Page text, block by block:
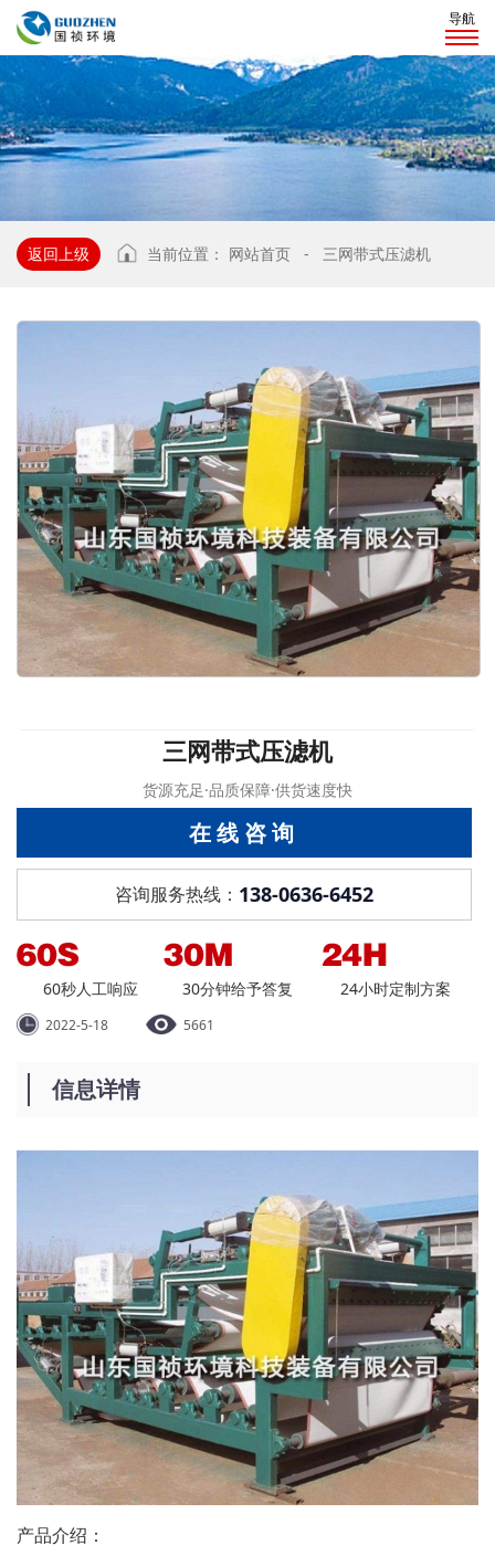
导航
返回上级 当前位置： 网站首页 - 三网带式压滤机
三网带式压滤机
货源充足·品质保障·供货速度快
在线咨询
咨询服务热线： 138-0636-6452
60秒人工响应 30分钟给予答复 24小时定制方案
2022-5-18 5661
信息详情
产品介绍：